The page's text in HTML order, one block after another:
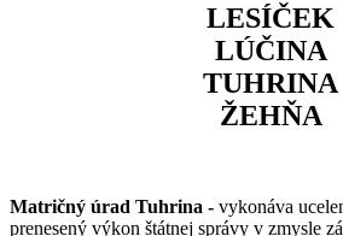
LESÍČEK
LÚČINA
TUHRINA
ŽEHŇA
Matričný úrad Tuhrina - vykonáva
prenesený výkon štátnej správy v zmysle